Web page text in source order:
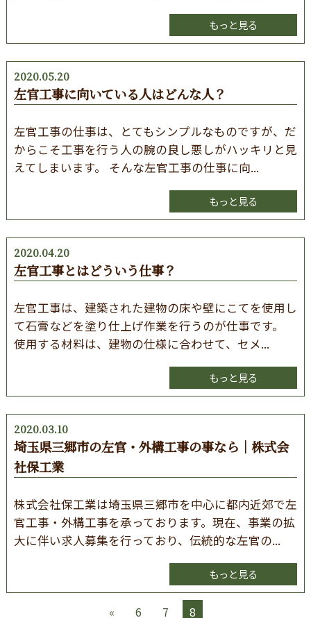
もっと見る
2020.05.20
左官工事に向いている人はどんな人？
左官工事の仕事は、とてもシンプルなものですが、だ
からこそ工事を行う人の腕の良し悪しがハッキリと見
えてしまいます。 そんな左官工事の仕事に向...
もっと見る
2020.04.20
左官工事とはどういう仕事？
左官工事は、建築された建物の床や壁にこてを使用し
て石膏などを塗り仕上げ作業を行うのが仕事です。
使用する材料は、建物の仕様に合わせて、セメ...
もっと見る
2020.03.10
埼玉県三郷市の左官・外構工事の事なら｜株式会
社保工業
株式会社保工業は埼玉県三郷市を中心に都内近郊で左
官工事・外構工事を承っております。現在、事業の拡
大に伴い求人募集を行っており、伝統的な左官の...
もっと見る
« 6 7 8